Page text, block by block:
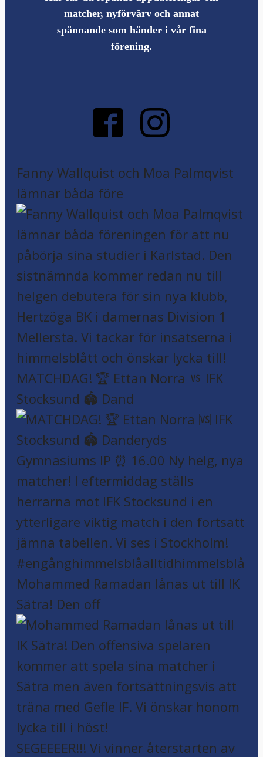
matcher, nyförvärv och annat
spännande som händer i vår fina
förening.
Fanny Wallquist och Moa Palmqvist
lämnar båda före
MATCHDAG! 🏆 Ettan Norra 🆚 IFK
Stocksund 🏟️ Dand
Mohammed Ramadan lånas ut till IK
Sätra! Den off
SEGEEEER!!! Vi vinner återstarten av